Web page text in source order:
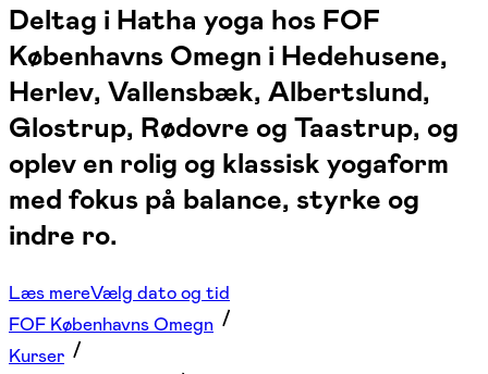
Deltag i Hatha yoga hos FOF
Københavns Omegn i Hedehusene,
Herlev, Vallensbæk, Albertslund,
Glostrup, Rødovre og Taastrup, og
oplev en rolig og klassisk yogaform
med fokus på balance, styrke og
indre ro.
Læs mereVælg dato og tid
FOF Københavns Omegn
Kurser